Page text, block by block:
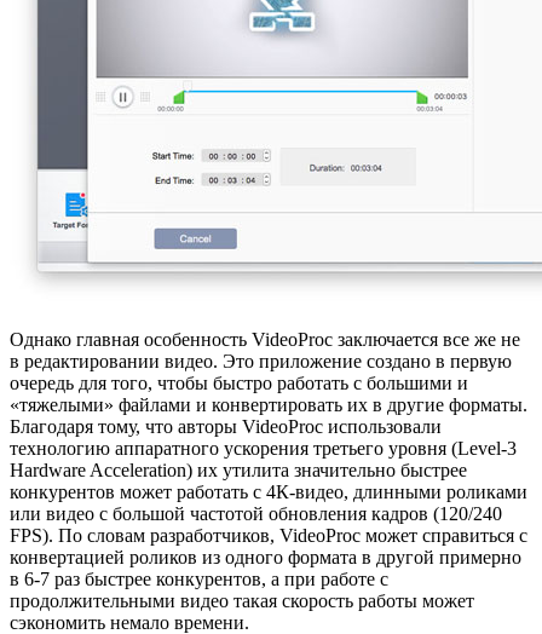
Однако главная особенность VideoProc заключается все же не
в редактировании видео. Это приложение создано в первую
очередь для того, чтобы быстро работать с большими и
«тяжелыми» файлами и конвертировать их в другие форматы.
Благодаря тому, что авторы VideoProc использовали
технологию аппаратного ускорения третьего уровня (Level-3
Hardware Acceleration) их утилита значительно быстрее
конкурентов может работать с 4К-видео, длинными роликами
или видео с большой частотой обновления кадров (120/240
FPS). По словам разработчиков, VideoProc может справиться с
конвертацией роликов из одного формата в другой примерно
в 6-7 раз быстрее конкурентов, а при работе с
продолжительными видео такая скорость работы может
сэкономить немало времени.